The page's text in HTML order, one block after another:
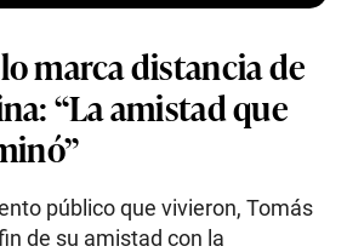
marca distancia de
“La amistad que
público que vivieron, Tomás
de su amistad con la